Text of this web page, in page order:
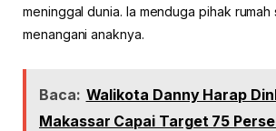
meninggal dunia. Ia menduga pihak rumah
menangani anaknya.
Baca: Walikota Danny Harap
Makassar Capai Target 75